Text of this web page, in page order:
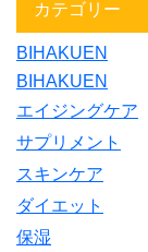
カテゴリー
BIHAKUEN
BIHAKUEN
エイジングケア
サプリメント
スキンケア
ダイエット
保湿